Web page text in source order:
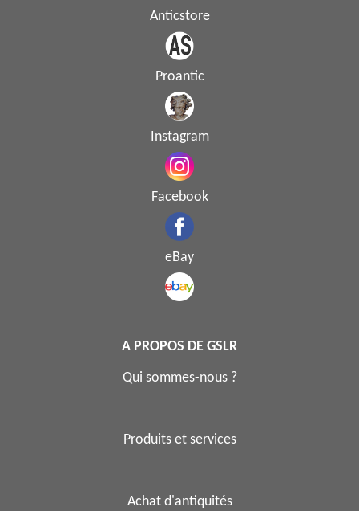
Anticstore
Proantic
Instagram
Facebook
eBay
A PROPOS DE GSLR
Qui sommes-nous ?
Produits et services
Achat d'antiquités